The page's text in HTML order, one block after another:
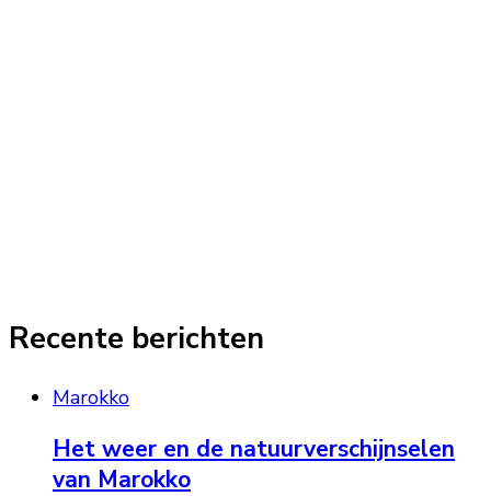
Recente berichten
Marokko
Het weer en de natuurverschijnselen
van Marokko